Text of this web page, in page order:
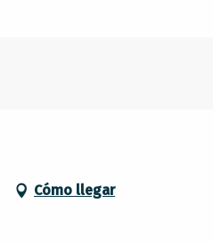
Cómo llegar